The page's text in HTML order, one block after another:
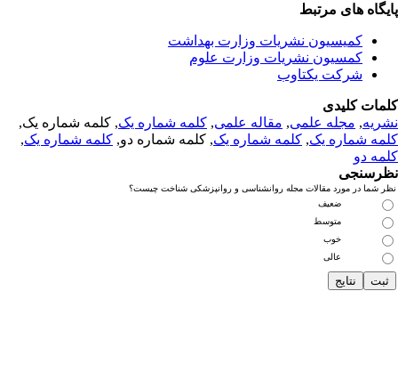
های مرتبط
کمیسیون نشریات وزارت بهداشت
کمسیون نشریات وزارت علوم
شرکت یکتاوب
کلیدی
,مجله علمی, مقاله علمی, کلمه شماره یک, کلمه شماره یک,
شماره یک,کلمه شماره یک, کلمه شماره دو,کلمه شماره یک,
دو
شما در مورد مقالات مجله روانشناسی و روانپزشکی شناخت چیست؟
ضعیف
متوسط
خوب
عالی